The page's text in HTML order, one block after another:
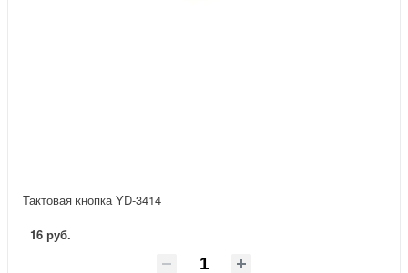
Тактовая кнопка YD-3414
16 руб.